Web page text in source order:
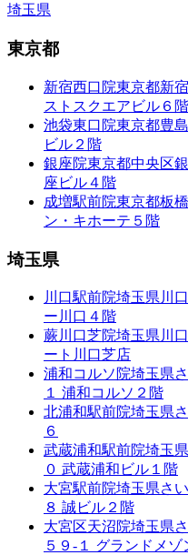
埼玉県
東京都
新宿西口院東京都新
ストスクエアビル６階
池袋東口院東京都豊
ビル２階
銀座院東京都中央区
座ビル４階
成増駅前院東京都板
ン・キホーテ５階
埼玉県
川口駅前院埼玉県川
ー川口４階
蕨川口芝院埼玉県川
ート川口芝店
浦和コルソ院埼玉県
１ 浦和コルソ２階
北浦和駅前院埼玉県
６
武蔵浦和駅前院埼玉
０ 武蔵浦和ビル１階
大宮駅前院埼玉県さ
８ 誠ビル２階
大宮区天沼院埼玉県
５９-１ グランドメゾ